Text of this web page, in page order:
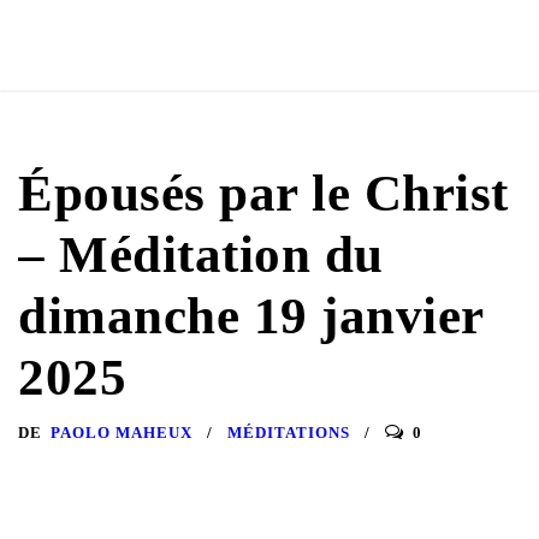
Épousés par le Christ
– Méditation du
dimanche 19 janvier
2025
DE PAOLO MAHEUX MÉDITATIONS 0